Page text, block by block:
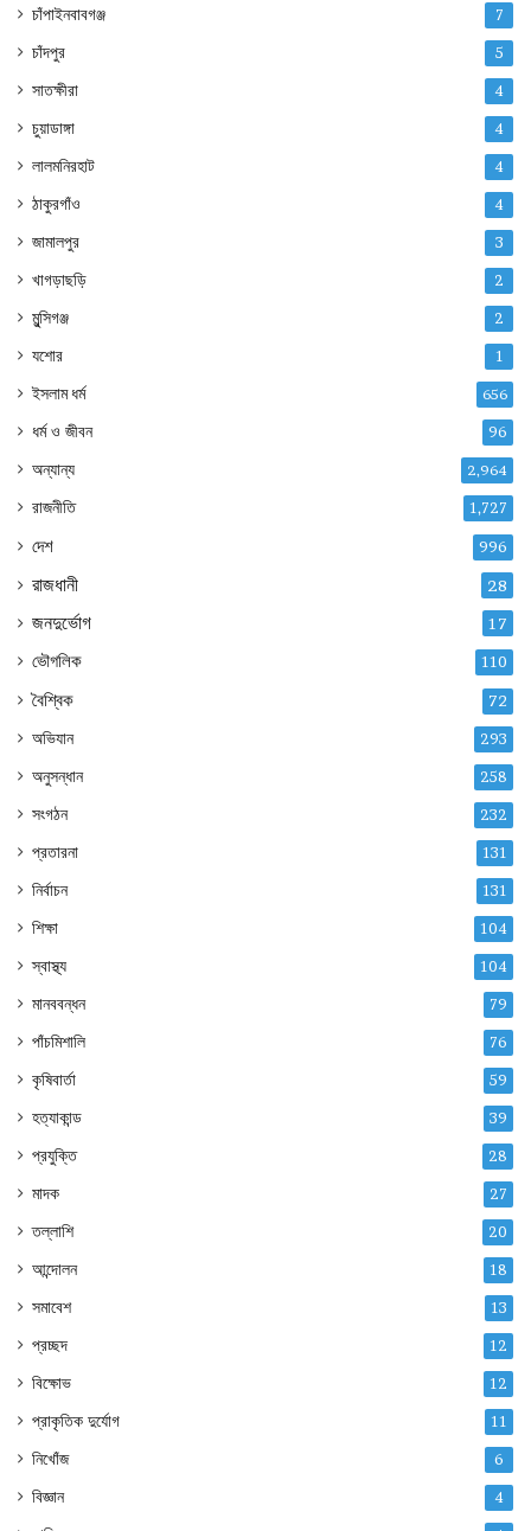
চাঁপাইনবাবগঞ্জ 7
চাঁদপুর 5
সাতক্ষীরা 4
চুয়াডাঙ্গা 4
লালমনিরহাট 4
ঠাকুরগাঁও 4
জামালপুর 3
খাগড়াছড়ি 2
মুন্সিগঞ্জ 2
যশোর 1
ইসলাম ধর্ম 656
ধর্ম ও জীবন 96
অন্যান্য 2,964
রাজনীতি 1,727
দেশ 996
রাজধানী 28
জনদুর্ভোগ 17
ভৌগলিক 110
বৈশ্বিক 72
অভিযান 293
অনুসন্ধান 258
সংগঠন 232
প্রতারনা 131
নির্বাচন 131
শিক্ষা 104
স্বাস্থ্য 104
মানববন্ধন 79
পাঁচমিশালি 76
কৃষিবার্তা 59
হত্যাকান্ড 39
প্রযুক্তি 28
মাদক 27
তল্লাশি 20
আন্দোলন 18
সমাবেশ 13
প্রচ্ছদ 12
বিক্ষোভ 12
প্রাকৃতিক দুর্যোগ 11
নিখোঁজ 6
বিজ্ঞান 4